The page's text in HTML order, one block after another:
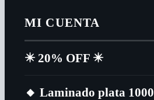
MI CUENTA
✴️​ 20% OFF ✴️​
🔸​ Laminado plata 1000